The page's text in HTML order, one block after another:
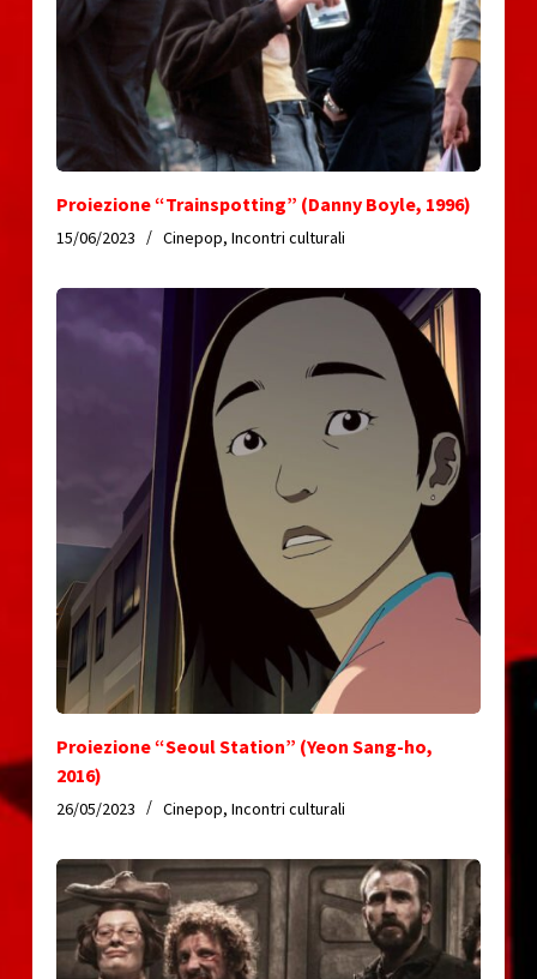
Proiezione “Trainspotting” (Danny Boyle, 1996)
15/06/2023 Cinepop, Incontri culturali
Proiezione “Seoul Station” (Yeon Sang-ho,
2016)
26/05/2023 Cinepop, Incontri culturali